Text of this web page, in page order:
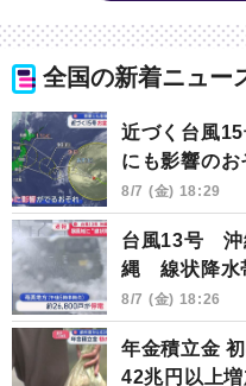
全国の新着ニュー
近づく台風
にも影響のお
8/7 (金) 18:29
台風13号 沖
縄 線状降水
8/7 (金) 18:26
年金積立金
42兆円以上増